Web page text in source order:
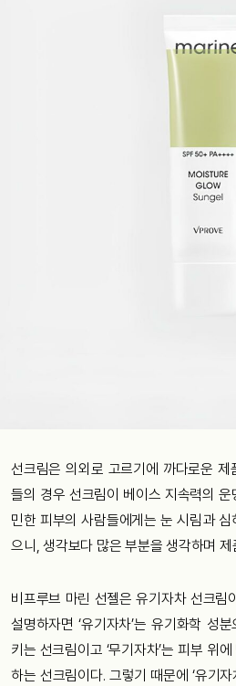
선크림은 의외로 고르기에 까다로운
들의 경우 선크림이 베이스 지속력의 운
민한 피부의 사람들에게는 눈 시림과
으니, 생각보다 많은 부분을 생각하며
비프루브 마린 선젤은 유기자차 선크림
설명하자면 ‘유기자차’는 유기화학 성
키는 선크림이고 ‘무기자차’는 피부 위
하는 선크림이다. 그렇기 때문에 ‘유기